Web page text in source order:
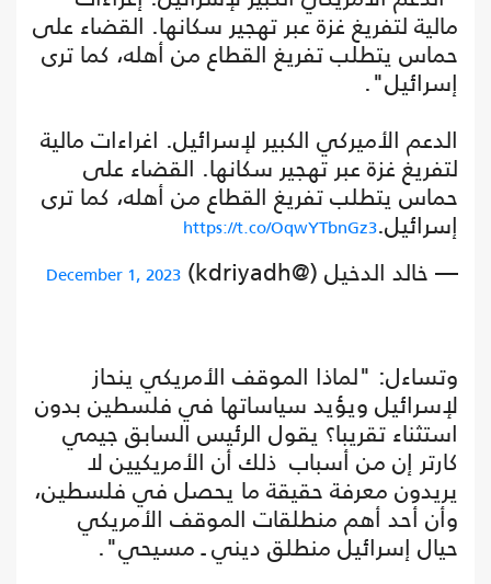
مالية لتفريغ غزة عبر تهجير سكانها. القضاء على
حماس يتطلب تفريغ القطاع من أهله، كما ترى
إسرائيل".
الدعم الأميركي الكبير لإسرائيل. اغراءات مالية
لتفريغ غزة عبر تهجير سكانها. القضاء على
حماس يتطلب تفريغ القطاع من أهله، كما ترى
إسرائيل.https://t.co/OqwYTbnGz3
— خالد الدخيل (@kdriyadh) December 1, 2023
وتساءل: "لماذا الموقف الأمريكي ينحاز
لإسرائيل ويؤيد سياساتها في فلسطين بدون
استثناء تقريبا؟ يقول الرئيس السابق جيمي
كارتر إن من أسباب ذلك أن الأمريكيين لا
يريدون معرفة حقيقة ما يحصل في فلسطين،
وأن أحد أهم منطلقات الموقف الأمريكي
حيال إسرائيل منطلق ديني ـ مسيحي".